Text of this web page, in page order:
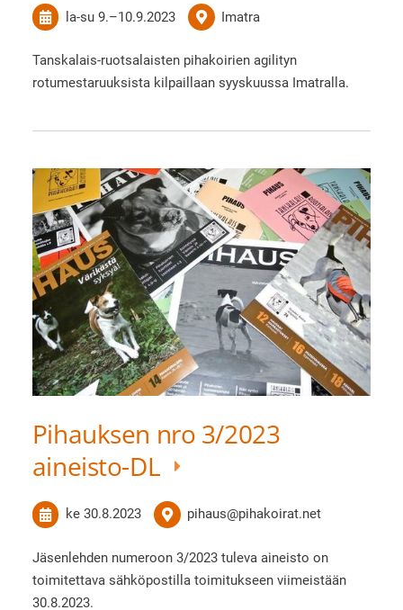
la-su 9.–10.9.2023 Imatra
Tanskalais-ruotsalaisten pihakoirien agilityn
rotumestaruuksista kilpaillaan syyskuussa Imatralla.
Pihauksen nro 3/2023
aineisto-DL
ke 30.8.2023 pihaus@pihakoirat.net
Jäsenlehden numeroon 3/2023 tuleva aineisto on
toimitettava sähköpostilla toimitukseen viimeistään
30.8.2023.